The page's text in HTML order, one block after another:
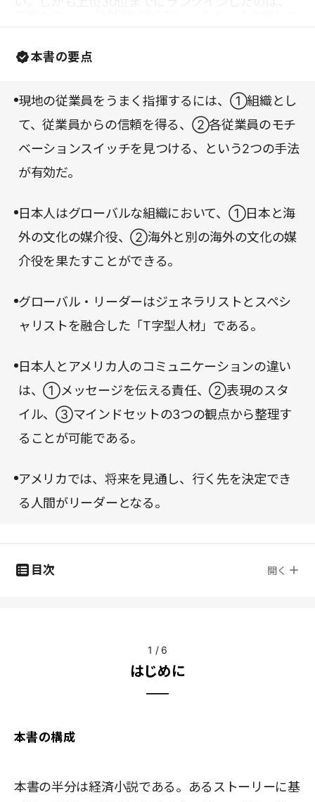
トヨタ自動車(8位)、日本郵政(13位)の2社に留ま
る。
れを突破する鍵は「5つの文化の壁」にあるとして
のだろうか。本書は日本人がいかにグローバルな世
界においてリーダーシップを発揮することができる
か、その希望を与えてくれる書籍である。未来を生
本書の要点
現地の従業員をうまく指揮するには、①組織とし
て、従業員からの信頼を得る、②各従業員のモチ
ベーションスイッチを見つける、という2つの手法
が有効だ。
日本人はグローバルな組織において、①日本と海
外の文化の媒介役、②海外と別の海外の文化の媒
介役を果たすことができる。
グローバル・リーダーはジェネラリストとスペシ
ャリストを融合した「T字型人材」である。
日本人とアメリカ人のコミュニケーションの違い
は、①メッセージを伝える責任、②表現のスタ
イル、③マインドセットの3つの観点から整理す
ることが可能である。
アメリカでは、将来を見通し、行く先を決定でき
る人間がリーダーとなる。
目次 開く
1 / 6
はじめに
本書の構成
本書の半分は経済小説である。あるストーリーに基